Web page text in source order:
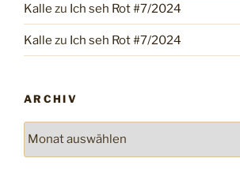
Kalle zu Ich seh Rot #7/2024
Kalle zu Ich seh Rot #7/2024
ARCHIV